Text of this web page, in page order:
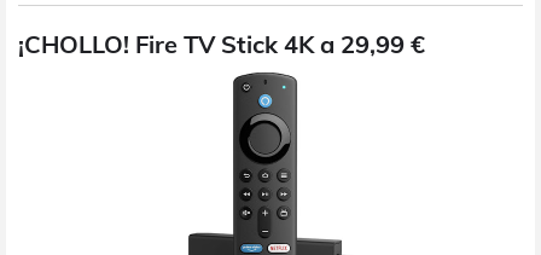
¡CHOLLO! Fire TV Stick 4K a 29,99 €